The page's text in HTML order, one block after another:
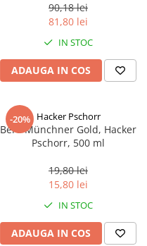
90,18 lei
81,80 lei
IN STOC
ADAUGA IN COS
-20% Hacker Pschorr
Bere Münchner Gold, Hacker
Pschorr, 500 ml
19,80 lei
15,80 lei
IN STOC
ADAUGA IN COS